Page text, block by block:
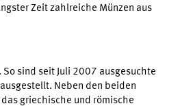
Zeit zahlreiche Münzen aus
sind seit Juli 2007 ausgesuchte
Neben den beiden
griechische und römische